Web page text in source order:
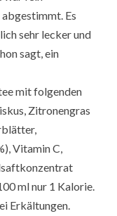
Es
sehr lecker und
sagt, ein
mit folgenden
Zitronengras
Vitamin C,
ml nur 1 Kalorie.
Erkältungen.